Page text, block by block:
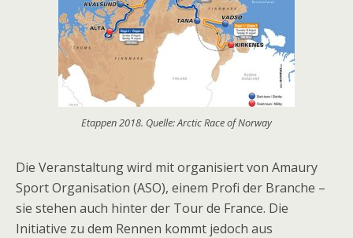
Etappen 2018. Quelle: Arctic Race of Norway
Die Veranstaltung wird mit organisiert von Amaury
Sport Organisation (ASO), einem Profi der Branche –
sie stehen auch hinter der Tour de France. Die
Initiative zu dem Rennen kommt jedoch aus